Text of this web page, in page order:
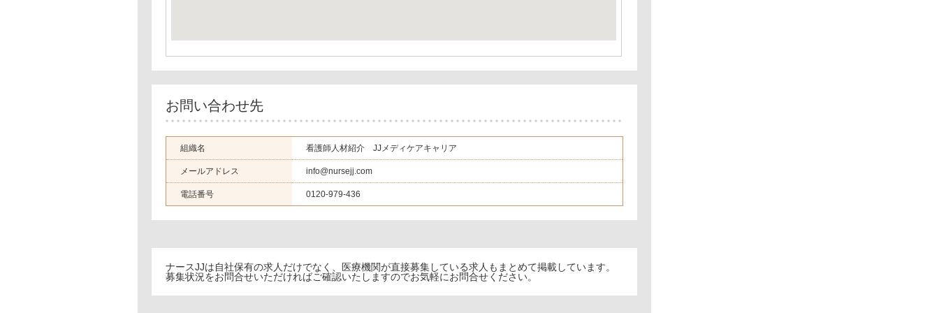
お問い合わせ先
組織名 看護師人材紹介 JJメディケアキャリア
メールアドレス info@nursejj.com
電話番号 0120-979-436
ナースJJは自社保有の求人だけでなく、医療機関が直接募集している求人もまとめて掲載しています。
募集状況をお問合せいただければご確認いたしますのでお気軽にお問合せください。